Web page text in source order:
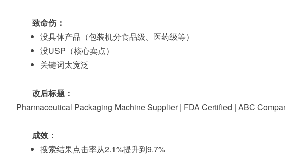
致命伤：
没具体产品（包装机分食品级、医药级等）
没USP（核心卖点）
关键词太宽泛
改后标题：
Pharmaceutical Packaging Machine Supplier | FDA Certified | ABC
成效：
搜索结果点击率从2.1%提升到9.7%